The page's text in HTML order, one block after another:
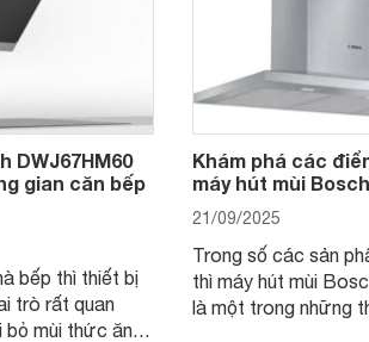
DWJ67HM60
gian căn bếp
bếp thì thiết bị
trò rất quan
mùi thức ăn,
Khám phá các
máy hút mùi
21/09/2025
Trong số các sản
thì máy hút mùi
là một trong những